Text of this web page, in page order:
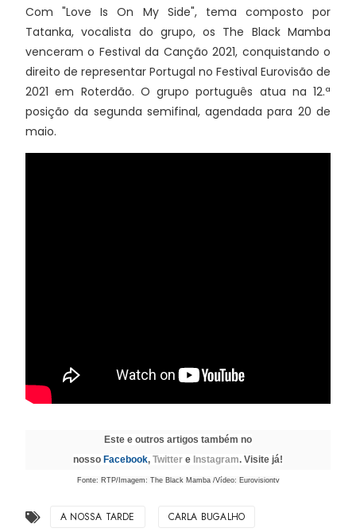
Com "Love Is On My Side", tema composto por
Tatanka, vocalista do grupo, os The Black Mamba
venceram o Festival da Canção 2021, conquistando o
direito de representar Portugal no Festival Eurovisão de
2021 em Roterdão. O grupo português atua na 12.ª
posição da segunda semifinal, agendada para 20 de
maio.
Este e outros artigos também no
nosso Facebook, Twitter e Instagram. Visite já!
Fonte: RTP/Imagem: The Black Mamba /Vídeo: Eurovisiontv
A NOSSA TARDE CARLA BUGALHO